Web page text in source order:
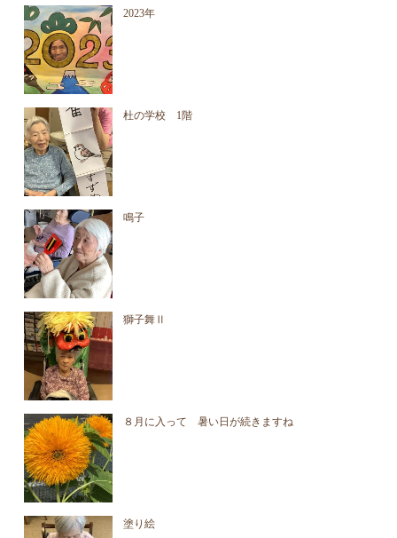
2023年
杜の学校 1階
鳴子
獅子舞Ⅱ
８月に入って 暑い日が続きますね
塗り絵